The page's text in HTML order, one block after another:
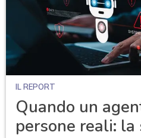
IL REPORT
Quando un
persone reali: la